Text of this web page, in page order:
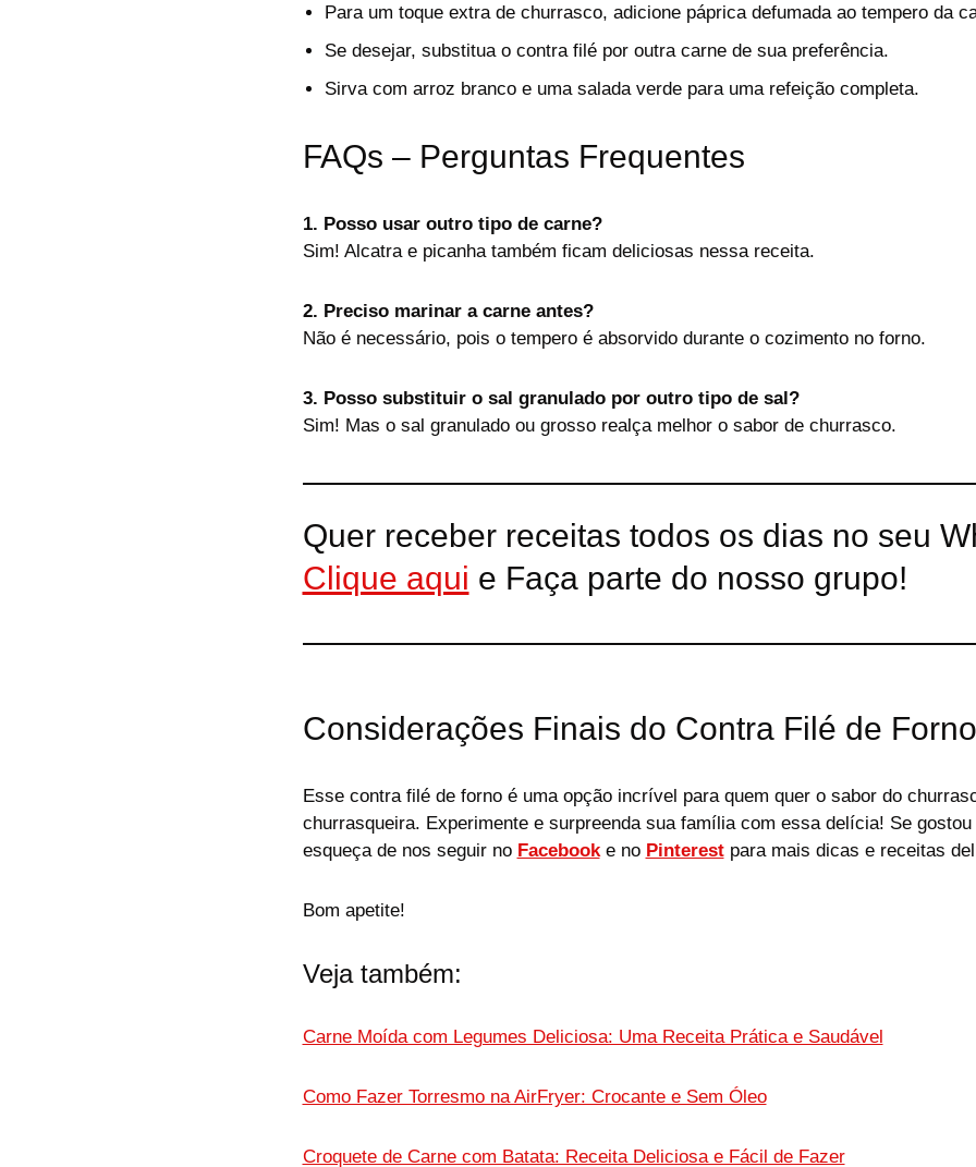
Para um toque extra de churrasco, adicione páprica defumada ao tempero da
Se desejar, substitua o contra filé por outra carne de sua preferência.
Sirva com arroz branco e uma salada verde para uma refeição completa.
FAQs – Perguntas Frequentes
1. Posso usar outro tipo de carne?
Sim! Alcatra e picanha também ficam deliciosas nessa receita.
2. Preciso marinar a carne antes?
Não é necessário, pois o tempero é absorvido durante o cozimento no forno.
3. Posso substituir o sal granulado por outro tipo de sal?
Sim! Mas o sal granulado ou grosso realça melhor o sabor de churrasco.
Quer receber receitas todos os dias no seu
Clique aqui e Faça parte do nosso grupo!
Considerações Finais do Contra Filé de Forno
Esse contra filé de forno é uma opção incrível para quem quer o sabor do
churrasqueira. Experimente e surpreenda sua família com essa delícia! Se
esqueça de nos seguir no Facebooke no Pinterestpara mais dicas e receitas
Bom apetite!
Veja também:
Carne Moída com Legumes Deliciosa: Uma Receita Prática e Saudável
Como Fazer Torresmo na AirFryer: Crocante e Sem Óleo
Croquete de Carne com Batata: Receita Deliciosa e Fácil de Fazer